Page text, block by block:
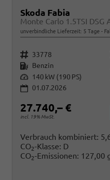
Skoda Fabia
Monte Carlo 1.5TSI DSG
unverbindliche Lieferzeit: 5 Tage
Fahrzeugnr. 33778
Kraftstoff Benzin
Leistung 140 kW (190 PS)
01.07.2026
27.740,– €
incl. 19% MwSt.
Verbrauch kombiniert:
CO2-Klasse: D
CO2-Emissionen: 127,00